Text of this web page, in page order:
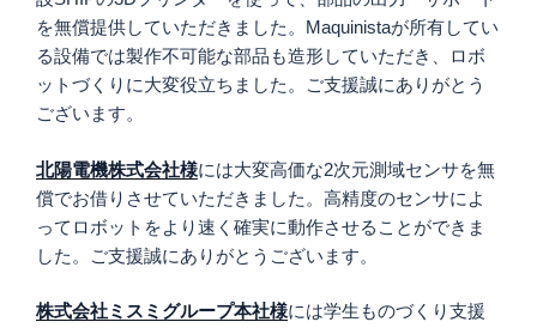
を無償提供していただきました。Maquinistaが所有してい
る設備では製作不可能な部品も造形していただき、ロボ
ットづくりに大変役立ちました。ご支援誠にありがとう
ございます。
北陽電機株式会社様には大変高価な2次元測域センサを無
償でお借りさせていただきました。高精度のセンサによ
ってロボットをより速く確実に動作させることができま
した。ご支援誠にありがとうございます。
株式会社ミスミグループ本社様には学生ものづくり支援